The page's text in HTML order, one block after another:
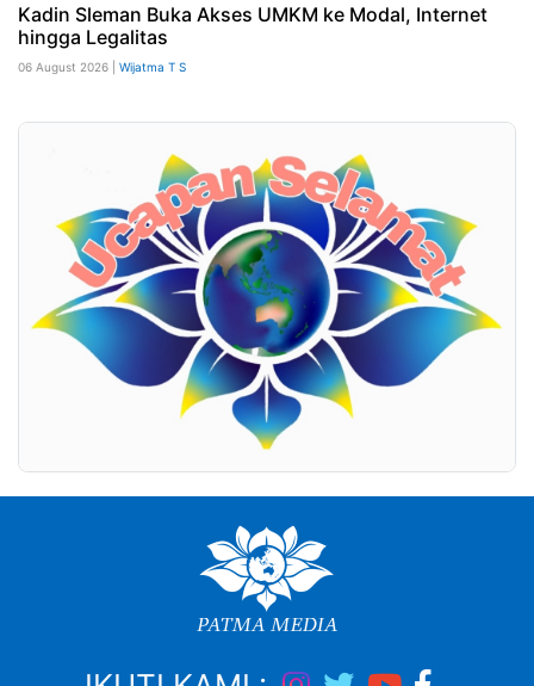
Kadin Sleman Buka Akses UMKM ke Modal, Internet
hingga Legalitas
06 August 2026 | Wijatma T S